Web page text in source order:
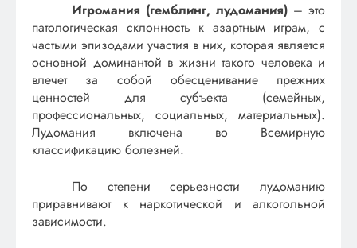
Игромания (гемблинг, лудомания) – это
патологическая склонность к азартным играм, с
частыми эпизодами участия в них, которая является
основной доминантой в жизни такого человека и
влечет за собой обесценивание прежних
ценностей для субъекта (семейных,
профессиональных, социальных, материальных).
Лудомания включена во Всемирную
классификацию болезней.
По степени серьезности лудоманию
приравнивают к наркотической и алкогольной
зависимости.